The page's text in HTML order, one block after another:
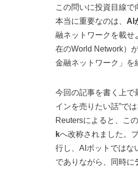
この問いに投資目線で
本当に重要なのは、 AI
融ネットワークを載せ
在のWorld Network）
金融ネットワーク」を
今回の記事を書く上で
インを売りたい話”では
Reutersによると、こ
kへ改称されました。
行し、AIボットではな
でありながら、同時に